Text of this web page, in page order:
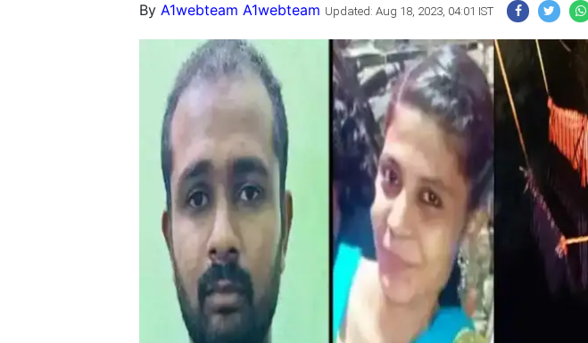
ByA1webteam A1webteam Updated: Aug 18, 2023, 04:01 IST